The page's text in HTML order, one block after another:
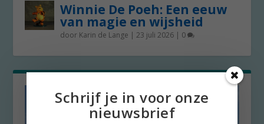
Winnie De Poeh: Een eeuw
van magie en wijsheid
door Karin de Lange |23 juli 2026 | 0
Schrijf je in voor onze
nieuwsbrief